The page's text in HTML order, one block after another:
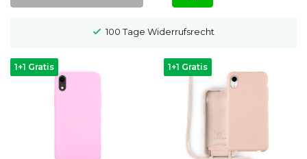
100 Tage Widerrufsrecht
1+1 Gratis 1+1 Gratis